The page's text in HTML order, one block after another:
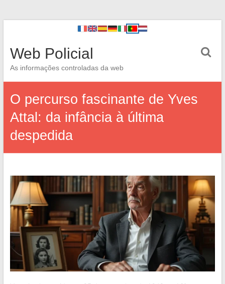
Web Policial
As informações controladas da web
O percurso fascinante de Yves
Attal: da infância à última
despedida